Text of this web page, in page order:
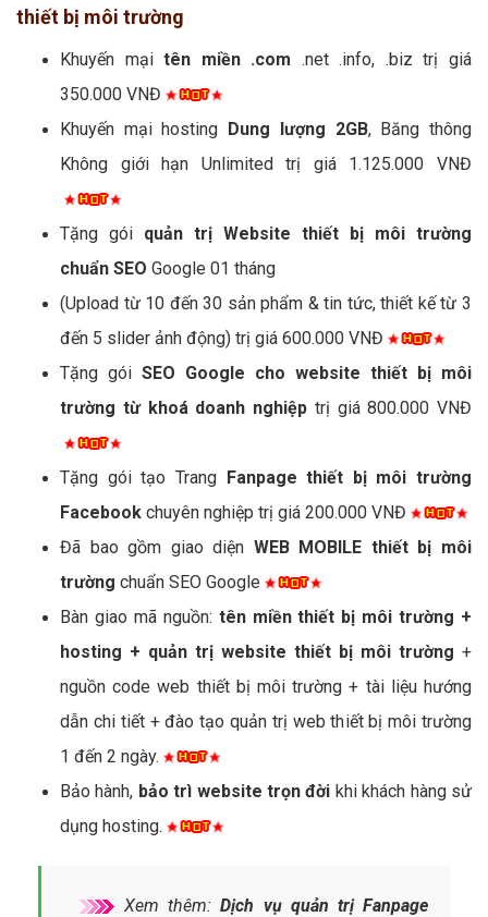
thiết bị môi trường
Khuyến mạitên miền .com .net .info, .biz trị giá
350.000 VNĐ
Khuyến mại hosting Dung lượng 2GB, Băng thông
Không giới hạn Unlimited trị giá 1.125.000 VNĐ
Tặng gói quản trị Website thiết bị môi trường
chuẩn SEO Google 01 tháng
(Upload từ 10 đến 30 sản phẩm & tin tức, thiết kế từ 3
đến 5 slider ảnh động) trị giá 600.000 VNĐ
Tặng gói SEO Google cho website thiết bị môi
trường từ khoá doanh nghiệp trị giá 800.000 VNĐ
Tặng gói tạo Trang Fanpage thiết bị môi trường
Facebook chuyên nghiệp trị giá 200.000 VNĐ
Đã bao gồm giao diện WEB MOBILE thiết bị môi
trường chuẩn SEO Google
Bàn giao mã nguồn: tên miền thiết bị môi trường +
hosting + quản trị website thiết bị môi trường +
nguồn code web thiết bị môi trường + tài liệu hướng
dẫn chi tiết + đào tạo quản trị web thiết bị môi trường
1 đến 2 ngày.
Bảo hành, bảo trì website trọn đời khi khách hàng sử
dụng hosting.
Xem thêm:Dịch vụ quản trị Fanpage